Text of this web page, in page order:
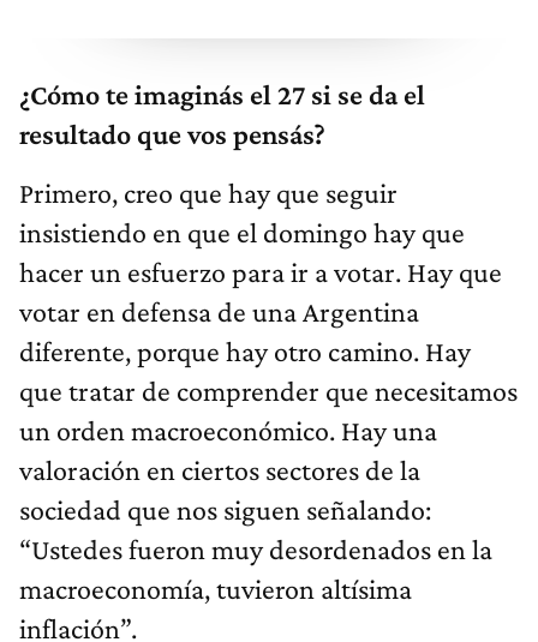
¿Cómo te imaginás el 27 si se da el
resultado que vos pensás?
Primero, creo que hay que seguir
insistiendo en que el domingo hay que
hacer un esfuerzo para ir a votar. Hay que
votar en defensa de una Argentina
diferente, porque hay otro camino. Hay
que tratar de comprender que necesitamos
un orden macroeconómico. Hay una
valoración en ciertos sectores de la
sociedad que nos siguen señalando:
“Ustedes fueron muy desordenados en la
macroeconomía, tuvieron altísima
inflación”.